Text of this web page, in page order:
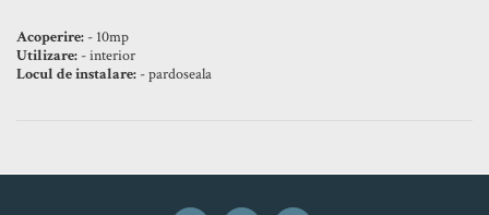
Acoperire: - 10mp
Utilizare: - interior
Locul de instalare: - pardoseala